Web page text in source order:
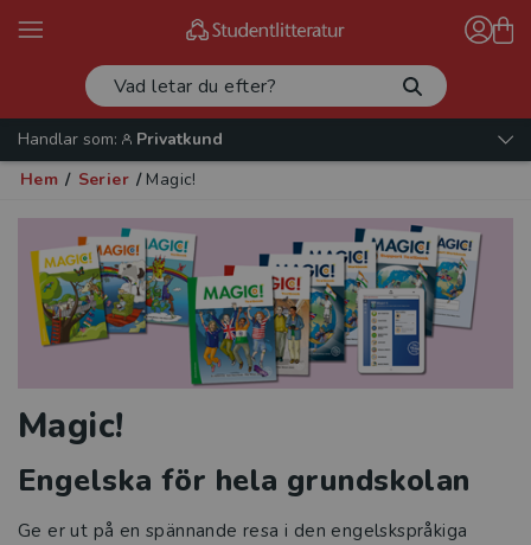
Handlar som:
Privatkund
Hem / Serier / Magic!
Magic!
Engelska för hela grundskolan
Ge er ut på en spännande resa i den engelskspråkiga